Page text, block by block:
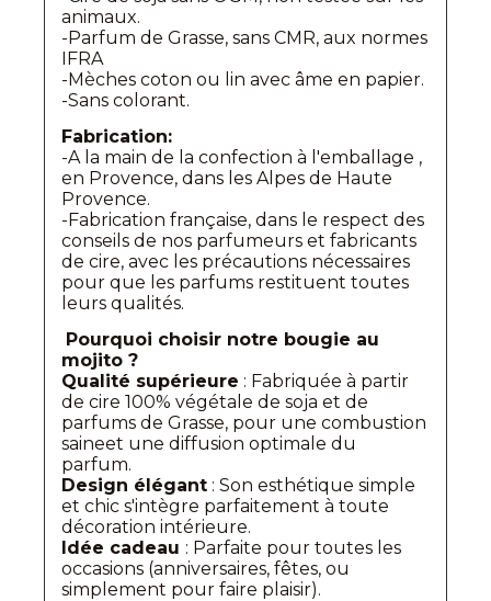
animaux.
-Parfum de Grasse, sans CMR, aux normes
IFRA
-Mèches coton ou lin avec âme en papier.
-Sans colorant.
Fabrication:
-A la main de la confection à l'emballage ,
en Provence, dans les Alpes de Haute
Provence.
-Fabrication française, dans le respect des
conseils de nos parfumeurs et fabricants
de cire, avec les précautions nécessaires
pour que les parfums restituent toutes
leurs qualités.
Pourquoi choisir notre bougie au
mojito ?
Qualité supérieure : Fabriquée à partir
de cire 100% végétale de soja et de
parfums de Grasse, pour une combustion
saineet une diffusion optimale du
parfum.
Design élégant : Son esthétique simple
et chic s'intègre parfaitement à toute
décoration intérieure.
Idée cadeau : Parfaite pour toutes les
occasions (anniversaires, fêtes, ou
simplement pour faire plaisir).